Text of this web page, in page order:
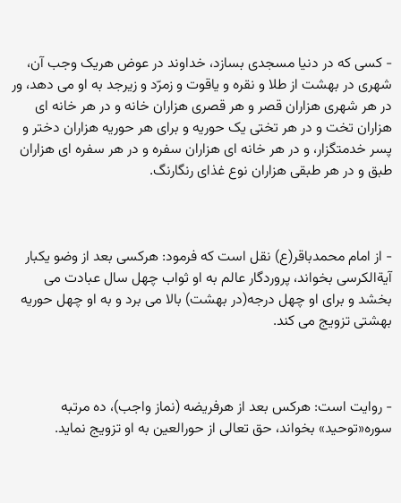
- کسی که در دنیا مسجدی بسازد، خداوند در عوض هریک وجب آن،
شهری در بهشت از طلا و نقره و یاقوت و زمرّد و زیرجد به او می دهد، ور
در هر شهری هزاران قصر و هر قصری هزاران خانه و در هر خانه ای
هزاران تخت و در هر تختی یک حوریه و برای هر حوریه هزاران دختر و
پسر خدمتگزار، و در هر خانه ای هزاران سفره و در هر سفره ای هزاران
طبق و در هر طبقی هزاران نوع غذای رنگارنگ.
- از امام محمدباقر(ع) نقل است که فرمود: هرکسی بعد از وضو یکبار
آیةالکرسی بخواند، پروردگار عالم به او ثواب چهل سال عبادت می
بخشد و برای او چهل درجه(در بهشت) بالا می برد و به او چهل حوریه
بهشتی تزویج می کند.
- روایت است: هرکس بعد از هرفریضه (نماز واجب)، ده مرتبه
سوره«توحید» بخواند، حق تعالی از حورالعین به او تزویج نماید.